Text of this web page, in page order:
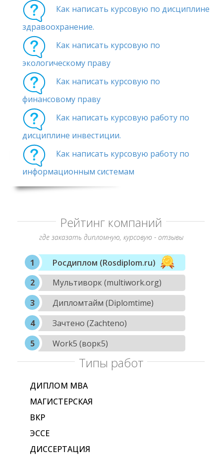
Как написать курсовую по дисциплине
здравоохранение.
Как написать курсовую по
экологическому праву
Как написать курсовую по
финансовому праву
Как написать курсовую работу по
дисциплине инвестиции.
Как написать курсовую работу по
информационным системам
Рейтинг компаний
где заказать дипломную, курсовую - отзывы
Росдиплом (Rosdiplom.ru)
Мультиворк (multiwork.org)
Дипломтайм (Diplomtime)
Зачтено (Zachteno)
Work5 (ворк5)
Типы работ
ДИПЛОМ МВА
МАГИСТЕРСКАЯ
ВКР
ЭССЕ
ДИССЕРТАЦИЯ